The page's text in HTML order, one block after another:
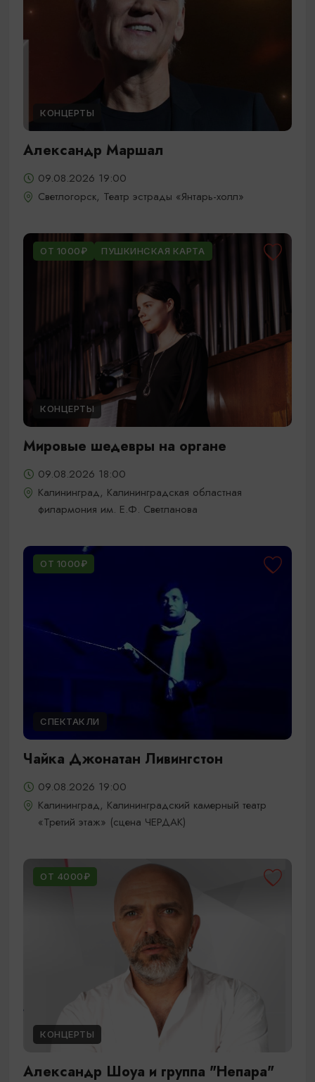
КОНЦЕРТЫ
Александр Маршал
09.08.2026 19:00
Светлогорск, Театр эстрады «Янтарь-холл»
ОТ 1000₽ ПУШКИНСКАЯ КАРТА
КОНЦЕРТЫ
Мировые шедевры на органе
09.08.2026 18:00
Калининград, Калининградская областная
филармония им. Е.Ф. Светланова
ОТ 1000₽
СПЕКТАКЛИ
Чайка Джонатан Ливингстон
09.08.2026 19:00
Калининград, Калининградский камерный театр
«Третий этаж» (сцена ЧЕРДАК)
ОТ 4000₽
КОНЦЕРТЫ
Александр Шоуа и группа "Непара"